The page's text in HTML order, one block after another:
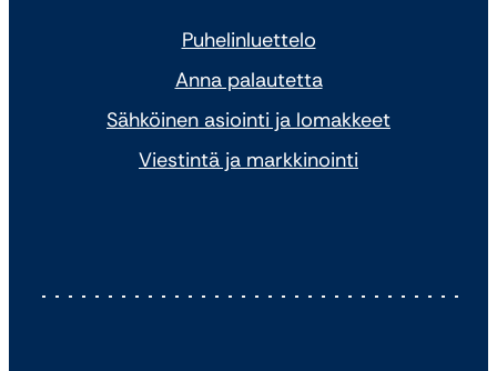
Puhelinluettelo
Anna palautetta
Sähköinen asiointi ja lomakkeet
Viestintä ja markkinointi